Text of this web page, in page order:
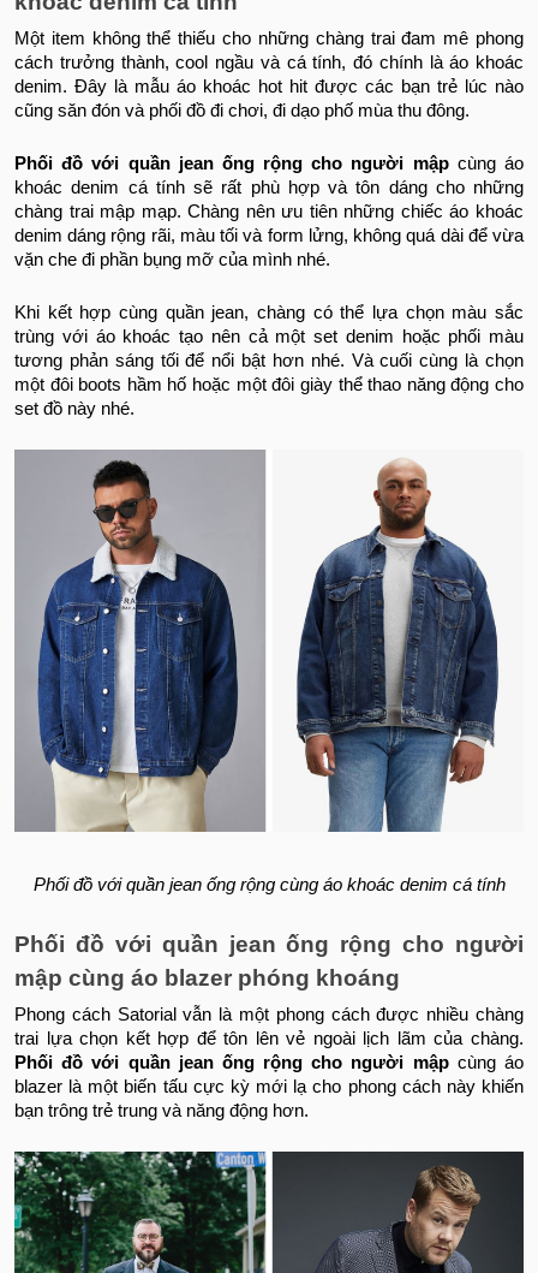
Một item không thể thiếu cho những chàng trai đam mê phong
cách trưởng thành, cool ngầu và cá tính, đó chính là áo khoác
denim. Đây là mẫu áo khoác hot hit được các bạn trẻ lúc nào
cũng săn đón và phối đồ đi chơi, đi dạo phố mùa thu đông.
Phối đồ với quần jean ống rộng cho người mậpcùng áo
khoác denim cá tính sẽ rất phù hợp và tôn dáng cho những
chàng trai mập mạp. Chàng nên ưu tiên những chiếc áo khoác
denim dáng rộng rãi, màu tối và form lửng, không quá dài để vừa
vặn che đi phần bụng mỡ của mình nhé.
Khi kết hợp cùng quần jean, chàng có thể lựa chọn màu sắc
trùng với áo khoác tạo nên cả một set denim hoặc phối màu
tương phản sáng tối để nổi bật hơn nhé. Và cuối cùng là chọn
một đôi boots hầm hố hoặc một đôi giày thể thao năng động cho
set đồ này nhé.
Phối đồ với quần jean ống rộng cùng áo khoác denim cá tính
Phối đồ với quần jean ống rộng cho người
mập cùng áo blazer phóng khoáng
Phong cách Satorial vẫn là một phong cách được nhiều chàng
trai lựa chọn kết hợp để tôn lên vẻ ngoài lịch lãm của chàng.
Phối đồ với quần jean ống rộng cho người mậpcùng áo
blazer là một biến tấu cực kỳ mới lạ cho phong cách này khiến
bạn trông trẻ trung và năng động hơn.